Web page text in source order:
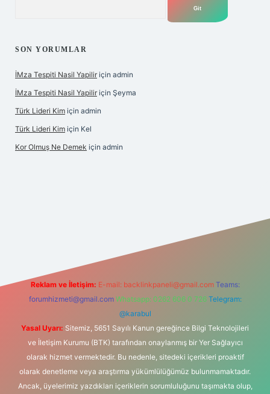
SON YORUMLAR
İMza Tespiti Nasil Yapilir için admin
İMza Tespiti Nasil Yapilir için Şeyma
Türk Lideri Kim için admin
Türk Lideri Kim için Kel
Kor Olmuş Ne Demek için admin
Reklam ve İletişim: E-mail: backlinkpaneli@gmail.com Teams:
forumhizmeti@gmail.com Whatsapp: 0262 606 0 726 Telegram:
@karabul
Yasal Uyarı: Sitemiz, 5651 Sayılı Kanun gereğince Bilgi Teknolojileri
ve İletişim Kurumu (BTK) tarafından onaylanmış bir Yer Sağlayıcı
olarak hizmet vermektedir. Bu nedenle, sitedeki içerikleri proaktif
olarak denetleme veya araştırma yükümlülüğümüz bulunmamaktadır.
Ancak, üyelerimiz yazdıkları içeriklerin sorumluluğunu taşımakta olup,